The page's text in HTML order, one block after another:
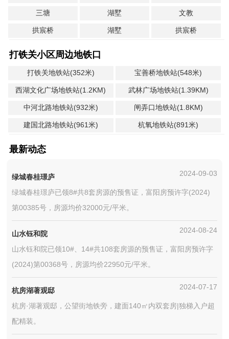
三塘 湖墅 文教
拱宸桥 湖墅 拱宸桥
打铁关小区周边地铁口
打铁关地铁站(352米) 宝善桥地铁站(548米)
西湖文化广场地铁站(1.2KM) 武林广场地铁站(1.39KM)
中河北路地铁站(932米) 闸弄口地铁站(1.8KM)
建国北路地铁站(961米) 杭氧地铁站(891米)
最新动态
绿城春桂璟庐 2024-09-03
绿城春桂璟庐已领8#共8套房源的预售证，富阳房预许字(2024)
第00385号，房源均价32000元/平米。
山水钰和院 2024-08-24
山水钰和院已领10#、14#共108套房源的预售证，富阳房预许字
(2024)第00368号，房源均价22950元/平米。
杭房湖著观邸 2024-07-17
杭房·湖著观邸，公望街地铁旁，建面140㎡内双套房|独梯入户超
配精装。